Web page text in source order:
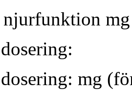
njurfunktion
mg